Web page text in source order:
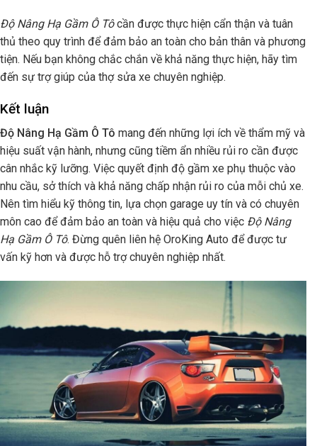
Độ Nâng Hạ Gầm Ô Tôcần được thực hiện cẩn thận và tuân
thủ theo quy trình để đảm bảo an toàn cho bản thân và phương
tiện. Nếu bạn không chắc chắn về khả năng thực hiện, hãy tìm
đến sự trợ giúp của thợ sửa xe chuyên nghiệp.
Kết luận
Độ Nâng Hạ Gầm Ô Tô mang đến những lợi ích về thẩm mỹ và
hiệu suất vận hành, nhưng cũng tiềm ẩn nhiều rủi ro cần được
cân nhắc kỹ lưỡng. Việc quyết định độ gầm xe phụ thuộc vào
nhu cầu, sở thích và khả năng chấp nhận rủi ro của mỗi chủ xe.
Nên tìm hiểu kỹ thông tin, lựa chọn garage uy tín và có chuyên
môn cao để đảm bảo an toàn và hiệu quả cho việc Độ Nâng
Hạ Gầm Ô Tô. Đừng quên liên hệ OroKing Auto để được tư
vấn kỹ hơn và được hỗ trợ chuyên nghiệp nhất.